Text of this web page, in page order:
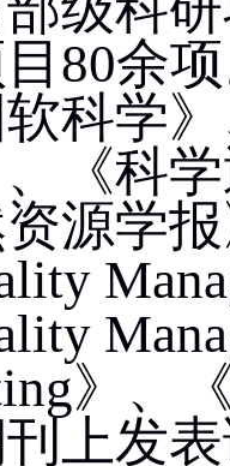
80余
软科学
《科
资源学
》、《
上发